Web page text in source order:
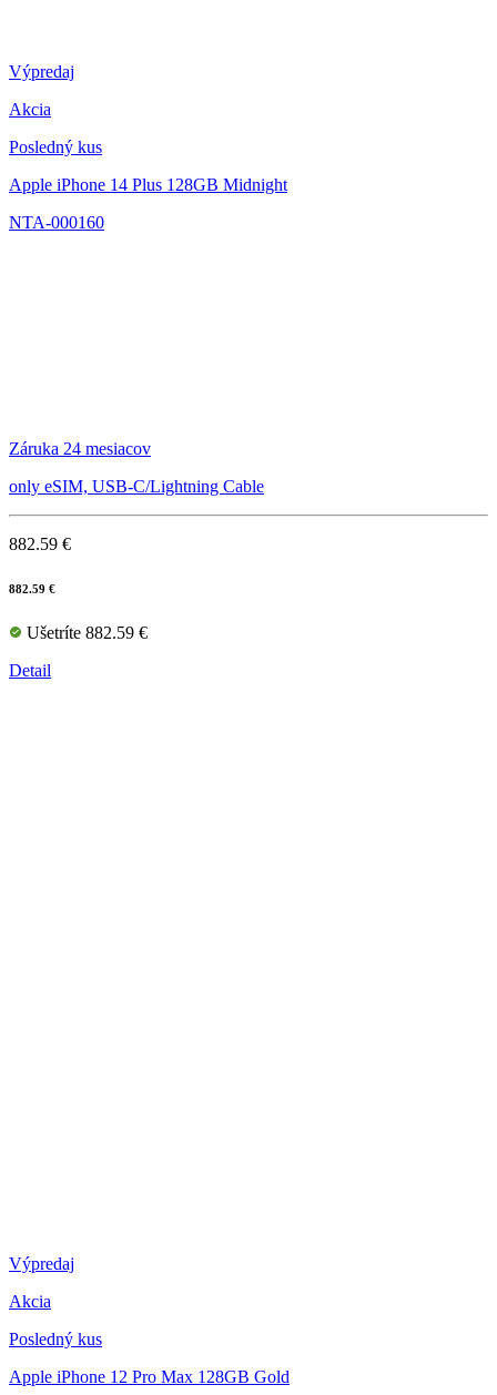
Výpredaj
Akcia
Posledný kus
Apple iPhone 14 Plus 128GB Midnight
NTA-000160
Záruka 24 mesiacov
only eSIM, USB-C/Lightning Cable
882.59 €
882.59 €
Ušetríte 882.59 €
Detail
Výpredaj
Akcia
Posledný kus
Apple iPhone 12 Pro Max 128GB Gold